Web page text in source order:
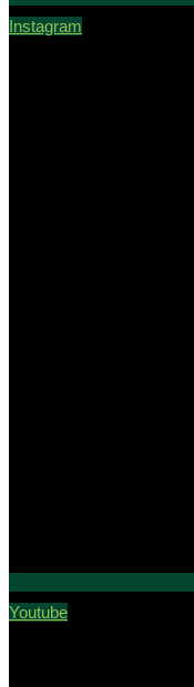
Instagram
Youtube